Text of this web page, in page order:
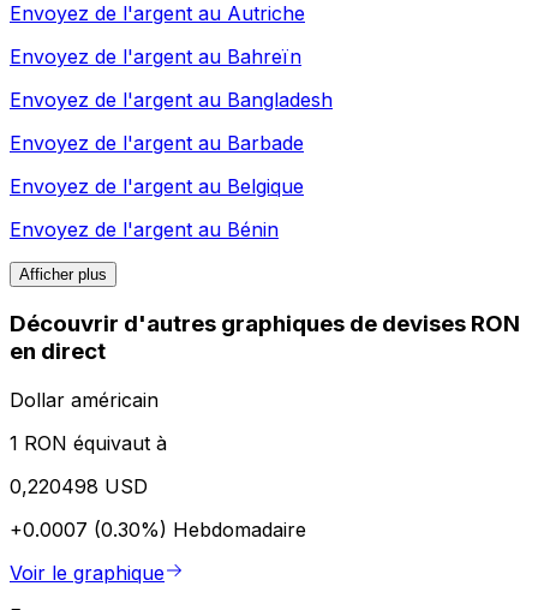
Envoyez de l'argent au Autriche
Envoyez de l'argent au Bahreïn
Envoyez de l'argent au Bangladesh
Envoyez de l'argent au Barbade
Envoyez de l'argent au Belgique
Envoyez de l'argent au Bénin
Afficher plus
Découvrir d'autres graphiques de devises RON
en direct
Dollar américain
1 RON équivaut à
0,220498 USD
+0.0007 (0.30%) Hebdomadaire
Voir le graphique